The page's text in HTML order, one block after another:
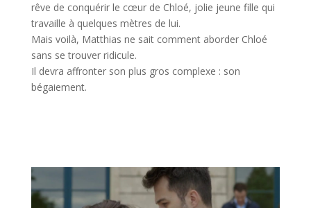
rêve de conquérir le cœur de Chloé, jolie jeune fille qui
travaille à quelques mètres de lui.
Mais voilà, Matthias ne sait comment aborder Chloé
sans se trouver ridicule.
Il devra affronter son plus gros complexe : son
bégaiement.